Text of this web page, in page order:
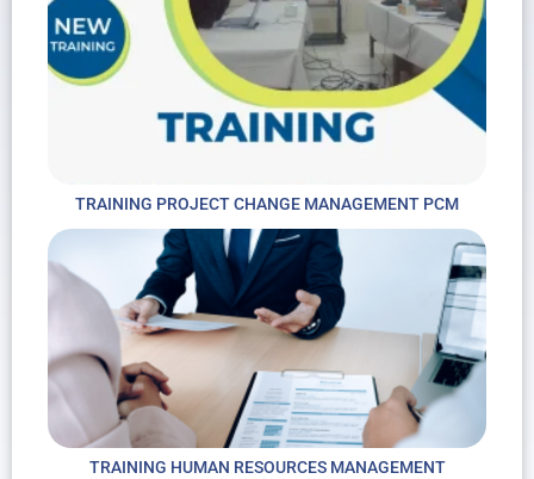
TRAINING PROJECT CHANGE MANAGEMENT PCM
TRAINING HUMAN RESOURCES MANAGEMENT